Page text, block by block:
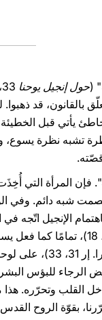
(حول إنجيل يوحنا
بالقانون، قد
يأتي قبل الخطيئة
تشبه نظرة
فإن المرأة التي
الإنجيل اتّجه
لوحات الشريعة بإصبعه
للبؤس
القلب وتحرّره.
الذي يحرّرنا، بقوّة